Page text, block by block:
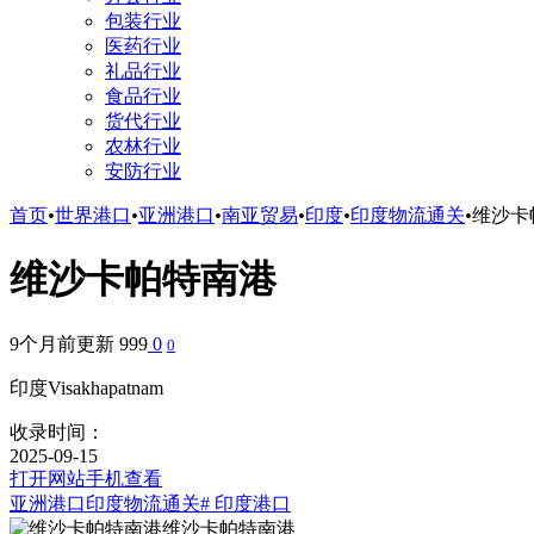
包装行业
医药行业
礼品行业
食品行业
货代行业
农林行业
安防行业
首页•世界港口•亚洲港口•南亚贸易•印度•印度物流通关•维沙卡
维沙卡帕特南港
9个月前更新 999 0 0
印度Visakhapatnam
收录时间：
2025-09-15
打开网站手机查看
亚洲港口印度物流通关# 印度港口
维沙卡帕特南港